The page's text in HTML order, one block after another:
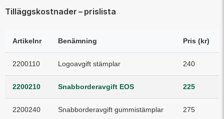
Tilläggskostnader – prislista
Artikelnr Benämning Pris (kr)
2200110 Logoavgift stämplar 240
2200210 Snabborderavgift EOS 225
2200240 Snabborderavgift gummistämplar 275